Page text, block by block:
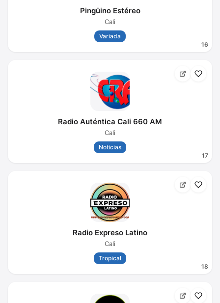
16
Pingüino Estéreo
Cali
Variada
17
Radio Auténtica Cali 660 AM
Cali
Noticias
18
Radio Expreso Latino
Cali
Tropical